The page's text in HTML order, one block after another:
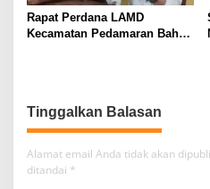
Rapat Perdana LAMD
Kecamatan Pedamaran Bahas
Tinggalkan Balasan
Alamat email Anda tidak akan
ditandai *